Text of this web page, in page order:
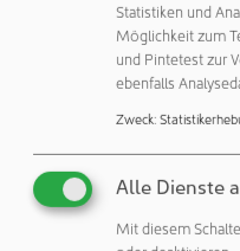
Kontinuierliche
Das Ziel des
Zellerkennung und den
eine komplette
begrenzen. Das setzt für
Positionierung des
Statistiken und
Möglichkeit zum
und Pintetest zur
ebenfalls
Zweck:
Alle Dienste
Mit diesem